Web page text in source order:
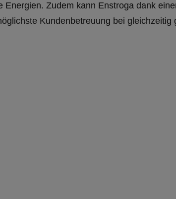
Zudem kann Enstroga dank
Kundenbetreuung bei gleichzeitig